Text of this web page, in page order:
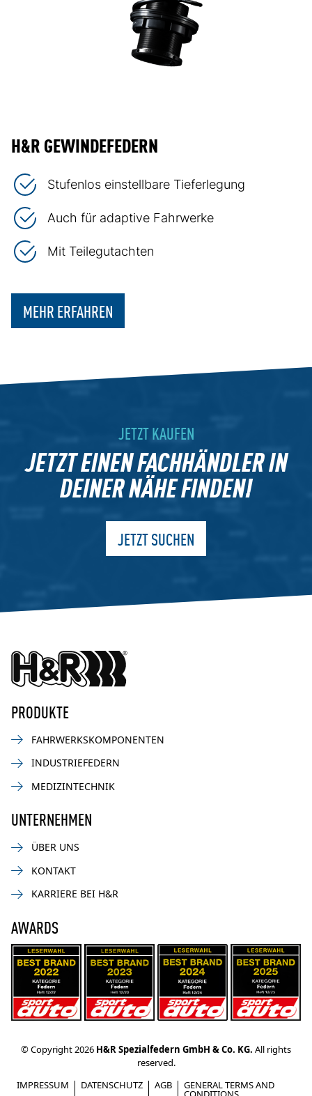
H&R GEWINDEFEDERN
Stufenlos einstellbare Tieferlegung
Auch für adaptive Fahrwerke
Mit Teilegutachten
MEHR ERFAHREN
JETZT KAUFEN
JETZT EINEN FACHHÄNDLER IN
DEINER NÄHE FINDEN!
JETZT SUCHEN
PRODUKTE
FAHRWERKSKOMPONENTEN
INDUSTRIEFEDERN
MEDIZINTECHNIK
UNTERNEHMEN
ÜBER UNS
KONTAKT
KARRIERE BEI H&R
AWARDS
© Copyright 2026 H&R Spezialfedern GmbH & Co. KG. All rights
reserved.
IMPRESSUM
DATENSCHUTZ AGB GENERAL TERMS AND